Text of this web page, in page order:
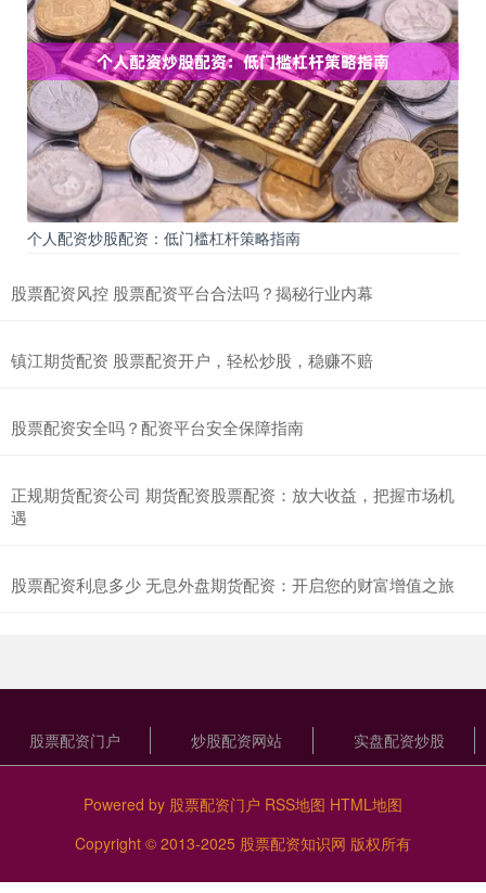
个人配资炒股配资：低门槛杠杆策略指南
股票配资风控 股票配资平台合法吗？揭秘行业内幕
镇江期货配资 股票配资开户，轻松炒股，稳赚不赔
股票配资安全吗？配资平台安全保障指南
正规期货配资公司 期货配资股票配资：放大收益，把握市场机
遇
股票配资利息多少 无息外盘期货配资：开启您的财富增值之旅
股票配资门户 炒股配资网站 实盘配资炒股
Powered by 股票配资门户 RSS地图 HTML地图
Copyright © 2013-2025 股票配资知识网 版权所有